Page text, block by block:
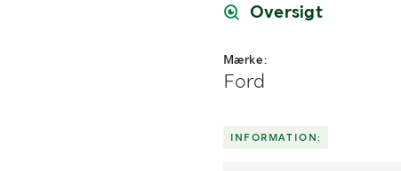
Oversigt
Mærke:
Ford
INFORMATION: